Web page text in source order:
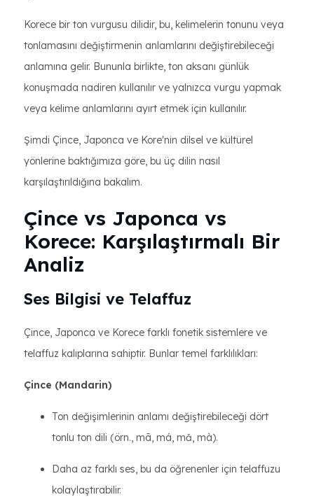
Korece bir ton vurgusu dilidir, bu, kelimelerin tonunu veya
tonlamasını değiştirmenin anlamlarını değiştirebileceği
anlamına gelir. Bununla birlikte, ton aksanı günlük
konuşmada nadiren kullanılır ve yalnızca vurgu yapmak
veya kelime anlamlarını ayırt etmek için kullanılır.
Şimdi Çince, Japonca ve Kore'nin dilsel ve kültürel
yönlerine baktığımıza göre, bu üç dilin nasıl
karşılaştırıldığına bakalım.
Çince vs Japonca vs
Korece: Karşılaştırmalı Bir
Analiz
Ses Bilgisi ve Telaffuz
Çince, Japonca ve Korece farklı fonetik sistemlere ve
telaffuz kalıplarına sahiptir. Bunlar temel farklılıkları:
Çince (Mandarin)
Ton değişimlerinin anlamı değiştirebileceği dört
tonlu ton dili (örn., mā, má, mǎ, mà).
Daha az farklı ses, bu da öğrenenler için telaffuzu
kolaylaştırabilir.